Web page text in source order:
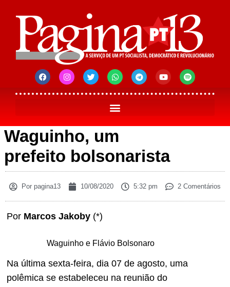
Waguinho, um
prefeito bolsonarista
Por pagina13 10/08/2020 5:32 pm 2 Comentários
Por Marcos Jakoby (*)
Waguinho e Flávio Bolsonaro
Na última sexta-feira, dia 07 de agosto, uma
polêmica se estabeleceu na reunião do